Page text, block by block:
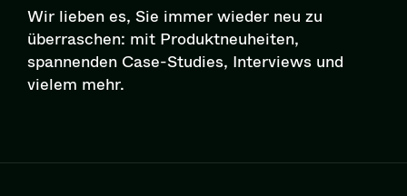
Wir lieben es, Sie immer wieder neu zu
überraschen: mit Pro­dukt­neu­hei­ten,
spannenden Case-Studies, Interviews und
vielem mehr.